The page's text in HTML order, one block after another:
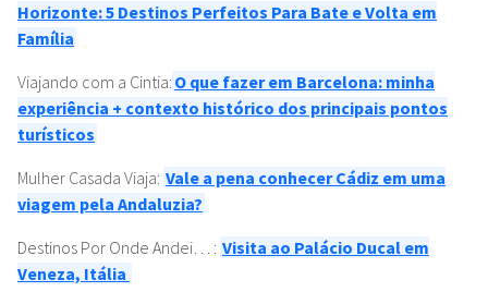
Horizonte: 5 Destinos Perfeitos Para Bate e Volta em
Família
Viajando com a Cintia: O que fazer em Barcelona: minha
experiência + contexto histórico dos principais pontos
turísticos
Mulher Casada Viaja: Vale a pena conhecer Cádiz em uma
viagem pela Andaluzia?
Destinos Por Onde Andei… : Visita ao Palácio Ducal em
Veneza, Itália